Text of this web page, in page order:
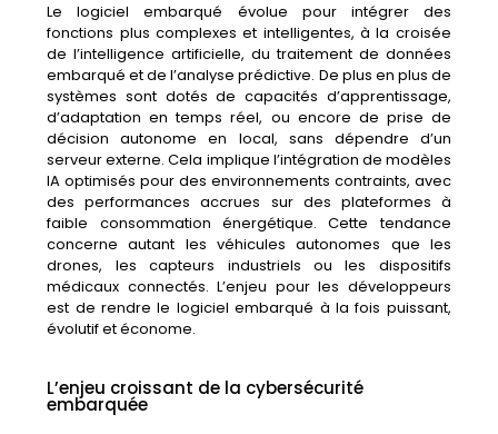
Le logiciel embarqué évolue pour intégrer des
fonctions plus complexes et intelligentes, à la croisée
de l’intelligence artificielle, du traitement de données
embarqué et de l’analyse prédictive. De plus en plus de
systèmes sont dotés de capacités d’apprentissage,
d’adaptation en temps réel, ou encore de prise de
décision autonome en local, sans dépendre d’un
serveur externe. Cela implique l’intégration de modèles
IA optimisés pour des environnements contraints, avec
des performances accrues sur des plateformes à
faible consommation énergétique. Cette tendance
concerne autant les véhicules autonomes que les
drones, les capteurs industriels ou les dispositifs
médicaux connectés. L’enjeu pour les développeurs
est de rendre le logiciel embarqué à la fois puissant,
évolutif et économe.
L’enjeu croissant de la cybersécurité
embarquée